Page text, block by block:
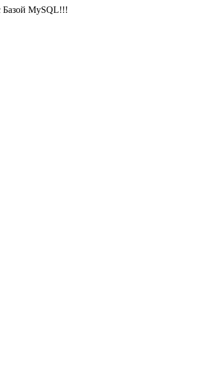
MySQL!!!